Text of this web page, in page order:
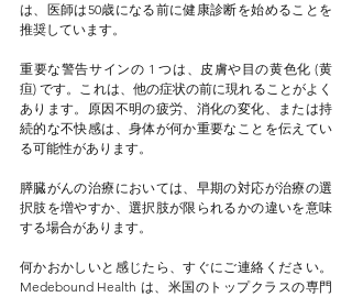
は、医師は50歳になる前に健康診断を始めることを
推奨しています。
重要な警告サインの 1 つは、皮膚や目の黄色化 (黄
疸) です。これは、他の症状の前に現れることがよく
あります。原因不明の疲労、消化の変化、または持
続的な不快感は、身体が何か重要なことを伝えてい
る可能性があります。
膵臓がんの治療においては、早期の対応が治療の選
択肢を増やすか、選択肢が限られるかの違いを意味
する場合があります。
何かおかしいと感じたら、すぐにご連絡ください。
Medebound Health は、米国のトップクラスの専門